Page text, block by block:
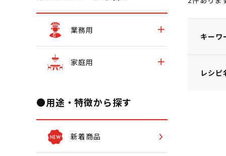
業務用
家庭用
●用途・特徴から探す
新着商品
キーワ
レシピ